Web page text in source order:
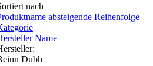
nach
absteigende Reihenfolge
Name
Dubh